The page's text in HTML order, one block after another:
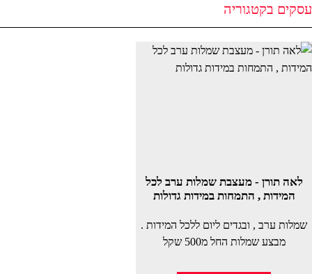
עסקים בקטגוריה
לאה תורן - מעצבת שמלות ערב לכל
המידות , התמחות במידות גדולות
שמלות ערב , ובגדים ליום ללכל המידות .
מבצע שמלות החל מ500 שקל